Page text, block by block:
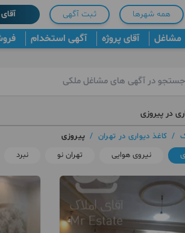
همه شهرها ثبت آگهی
مشاغل آقای پروژه آگهی استخدام
در پیروزی
/ کاغذ دیواری در تهران / پیروزی
نیروی هوایی تهران نو نبرد